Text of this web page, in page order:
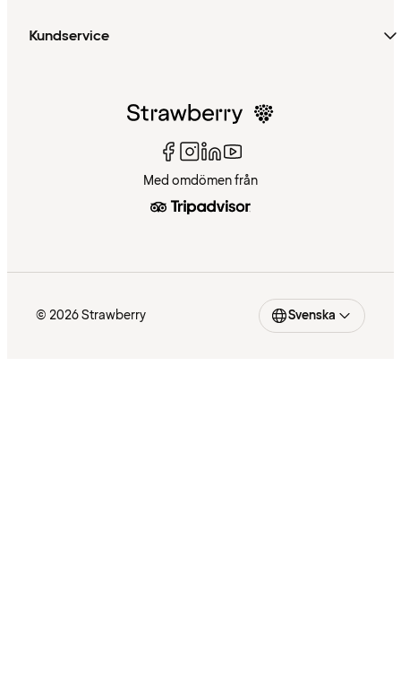
Kundservice
Med omdömen från
© 2026 Strawberry Svenska